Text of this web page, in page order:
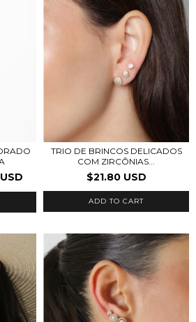
TRIO DE BRINCOS DELICADOS
COM ZIRCÔNIAS...
$21.80 USD
ADD TO CART